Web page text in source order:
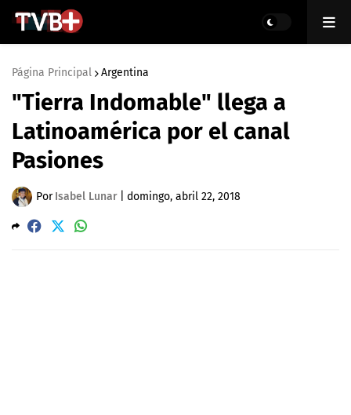
Página Principal Argentina
"Tierra Indomable" llega a
Latinoamérica por el canal
Pasiones
Por Isabel Lunar domingo, abril 22, 2018